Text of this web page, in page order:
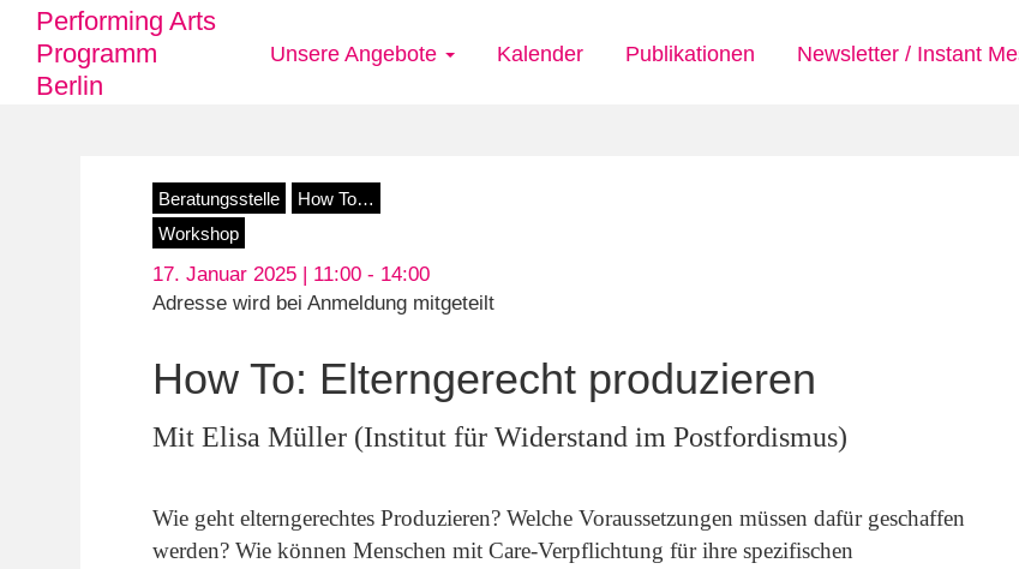
Performing Arts
Programm
Berlin
Main
Unsere Angebote Kalender Publikationen Newsletter / Instant
Beratungsstelle
How To…
Workshop
17. Januar 2025 | 11:00 - 14:00
Adresse wird bei Anmeldung mitgeteilt
How To: Elterngerecht produzieren
Mit Elisa Müller (Institut für Widerstand im Postfordismus)
Wie geht elterngerechtes Produzieren? Welche Voraussetzungen müssen dafür geschaffen
werden? Wie können Menschen mit Care-Verpflichtung für ihre spezifischen